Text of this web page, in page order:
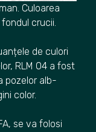
Culoarea
crucii.
de culori
RLM 04 a fost
pozelor alb-
color.
se va folosi